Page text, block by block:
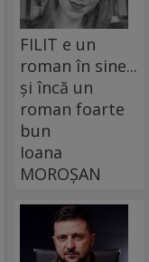
FILIT e un
roman în sine...
și încă un
roman foarte
bun
Ioana
MOROȘAN